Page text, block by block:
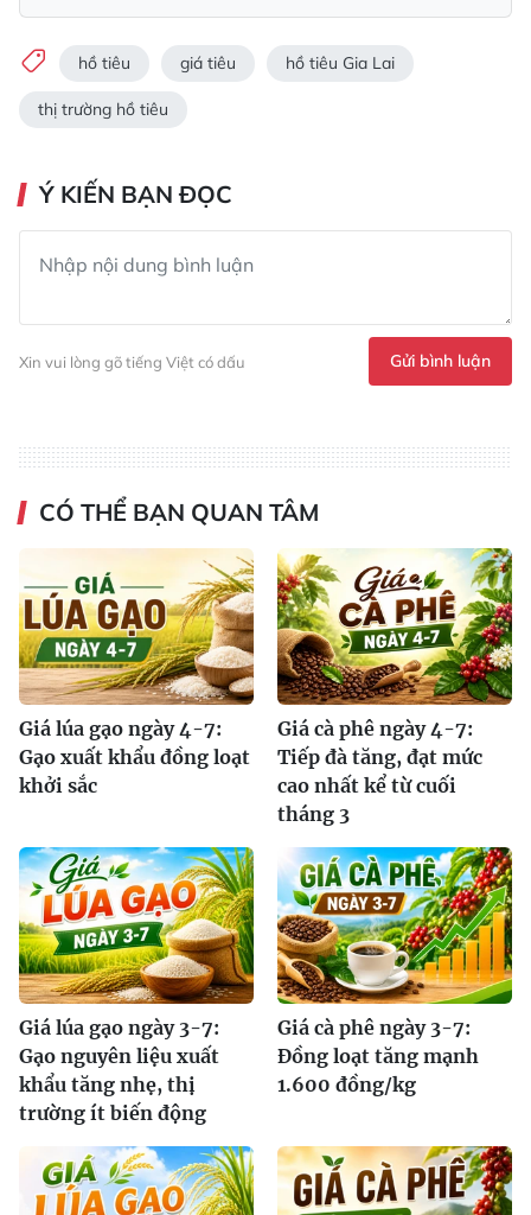
hồ tiêu giá tiêu hồ tiêu Gia Lai
thị trường hồ tiêu
Ý KIẾN BẠN ĐỌC
Xin vui lòng gõ tiếng Việt có dấu Gửi bình luận
CÓ THỂ BẠN QUAN TÂM
Giá lúa gạo ngày 4-7:
Gạo xuất khẩu đồng loạt
khởi sắc
Giá cà phê ngày 4-7:
Tiếp đà tăng, đạt mức
cao nhất kể từ cuối
tháng 3
Giá lúa gạo ngày 3-7:
Gạo nguyên liệu xuất
khẩu tăng nhẹ, thị
trường ít biến động
Giá cà phê ngày 3-7:
Đồng loạt tăng mạnh
1.600 đồng/kg